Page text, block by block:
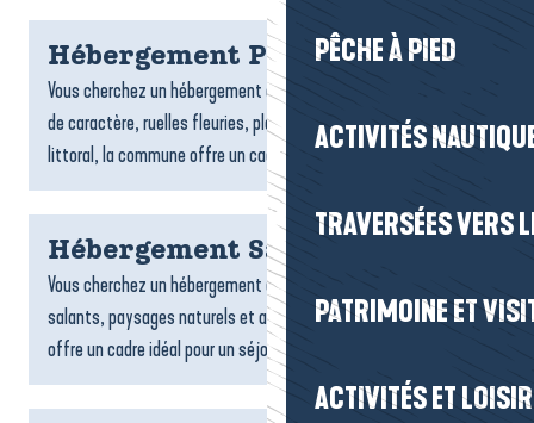
PÊCHE À PIED
ACTIVITÉS
TRAVERSÉES VERS
PATRIMOINE ET
ACTIVITÉS ET
Hébergement Piriac-sur-Mer
Vous cherchez un hébergement à Piriac-sur-Mer ? Entre village
de caractère, ruelles fleuries, plages, criques et charme du
littoral, la commune offre un cadre idéal pour un...
Hébergement Saint-Molf
Vous cherchez un hébergement à Saint-Molf ? Entre marais
salants, paysages naturels et ambiance paisible, la commune
offre un cadre idéal pour un séjour ressourçant. Locations,...